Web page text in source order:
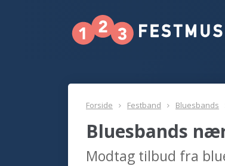
Forside Festband Bluesbands
Bluesbands
Modtag tilbud fra